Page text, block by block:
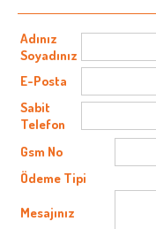
Adınız
Soyadınız
E-Posta
Sabit
Telefon
Gsm No
Ödeme Tipi
Mesajınız